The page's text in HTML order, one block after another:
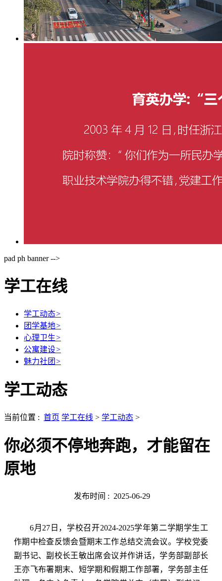
pad ph banner -->
学工在线
学工动态>
团学基地>
心理卫生>
公寓建设>
魅力社团 >
学工动态
当前位置 : 首页 学工在线 > 学工动态 >
你必须不停地奔跑，才能留在
原地
发布时间 : 2025-06-29
6月27日，学校召开2024-2025学年第二学期学生工
作期中检查反馈会暨期末工作总结交流会议。学校党委
副书记、副校长王敏出席会议并作讲话，学务部副部长
王亦飞布署期末、短学期和假期工作部署，学务部主任